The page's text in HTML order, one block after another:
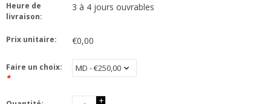
Heure de
livraison:
3 à 4 jours ouvrables
Prix unitaire: €0,00
Faire un choix:
*
+